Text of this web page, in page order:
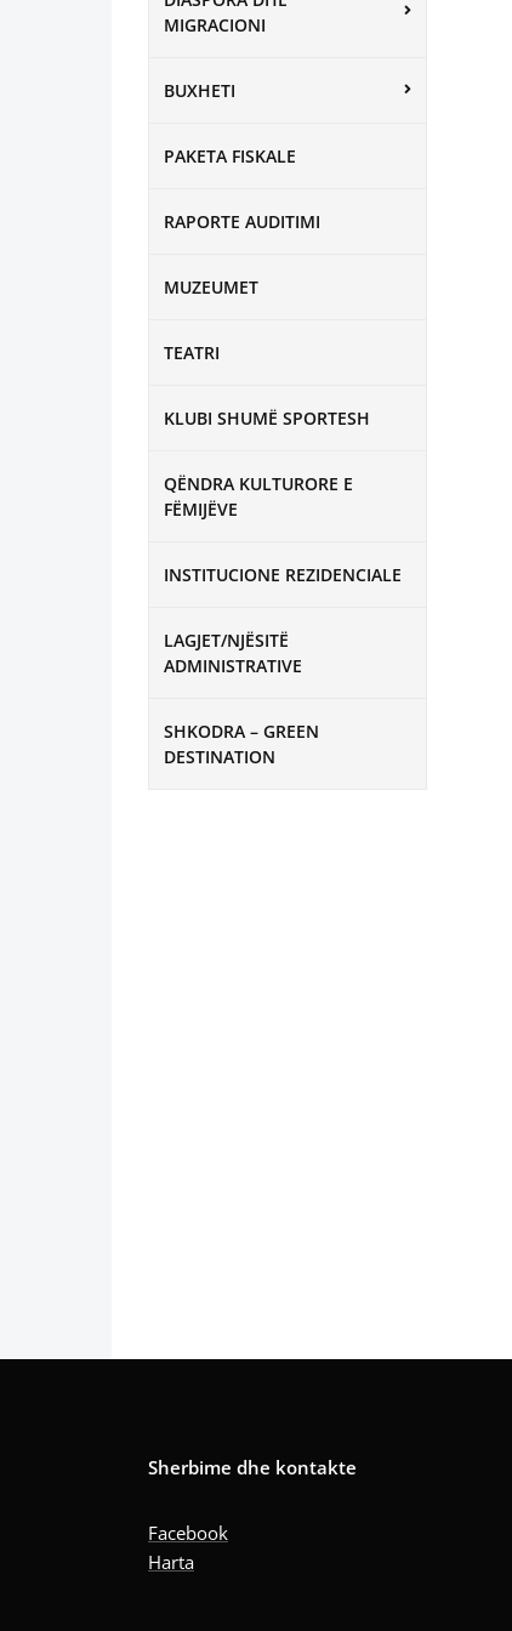
MIGRACIONI
BUXHETI
PAKETA FISKALE
RAPORTE AUDITIMI
MUZEUMET
TEATRI
KLUBI SHUMË SPORTESH
QËNDRA KULTURORE E
FËMIJËVE
INSTITUCIONE REZIDENCIALE
LAGJET/NJËSITË
ADMINISTRATIVE
SHKODRA – GREEN
DESTINATION
Sherbime dhe kontakte
Facebook
Harta